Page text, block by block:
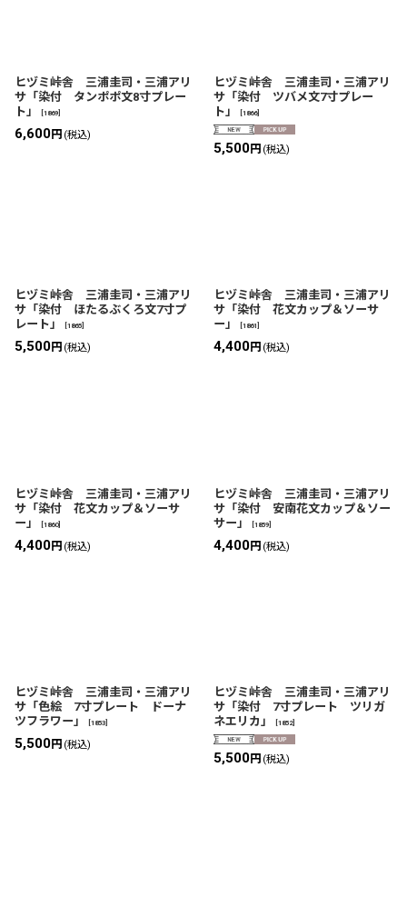
ヒヅミ峠舎 三浦圭司・三浦アリ
サ「染付 タンポポ文8寸プレー
ト」
1869
6,600円 (税込)
ヒヅミ峠舎 三浦圭司・三浦アリ
サ「染付 ツバメ文7寸プレー
ト」
1866]
5,500円 (税込)
ヒヅミ峠舎 三浦圭司・三浦アリ
サ「染付 ほたるぶくろ文7寸プ
レート」
1865
5,500円 (税込)
ヒヅミ峠舎 三浦圭司・三浦アリ
サ「染付 花文カップ＆ソーサ
ー」
1861
4,400円 (税込)
ヒヅミ峠舎 三浦圭司・三浦アリ
サ「染付 花文カップ＆ソーサ
ー」
[1860]
4,400円 (税込)
ヒヅミ峠舎 三浦圭司・三浦アリ
サ「染付 安南花文カップ＆ソー
サー」
[1859]
4,400円 (税込)
ヒヅミ峠舎 三浦圭司・三浦アリ
サ「色絵 7寸プレート ドーナ
ツフラワー」
1853
5,500円 (税込)
ヒヅミ峠舎 三浦圭司・三浦アリ
サ「染付 7寸プレート ツリガ
ネエリカ」
1852]
5,500円 (税込)